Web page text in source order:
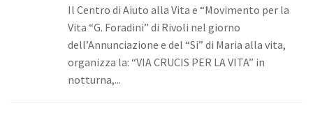
Pubblicazione: ViVo
Il Centro di Aiuto alla Vita e “Movimento per la
Vita “G. Foradini” di Rivoli nel giorno
dell’Annunciazione e del “Si” di Maria alla vita,
organizza la: “VIA CRUCIS PER LA VITA” in
notturna,...